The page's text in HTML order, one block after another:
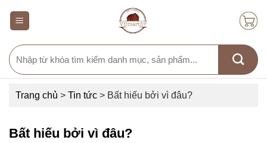
Search
for:
Trang chủ > Tin tức > Bất hiếu bởi vì đâu?
Bất hiếu bởi vì đâu?